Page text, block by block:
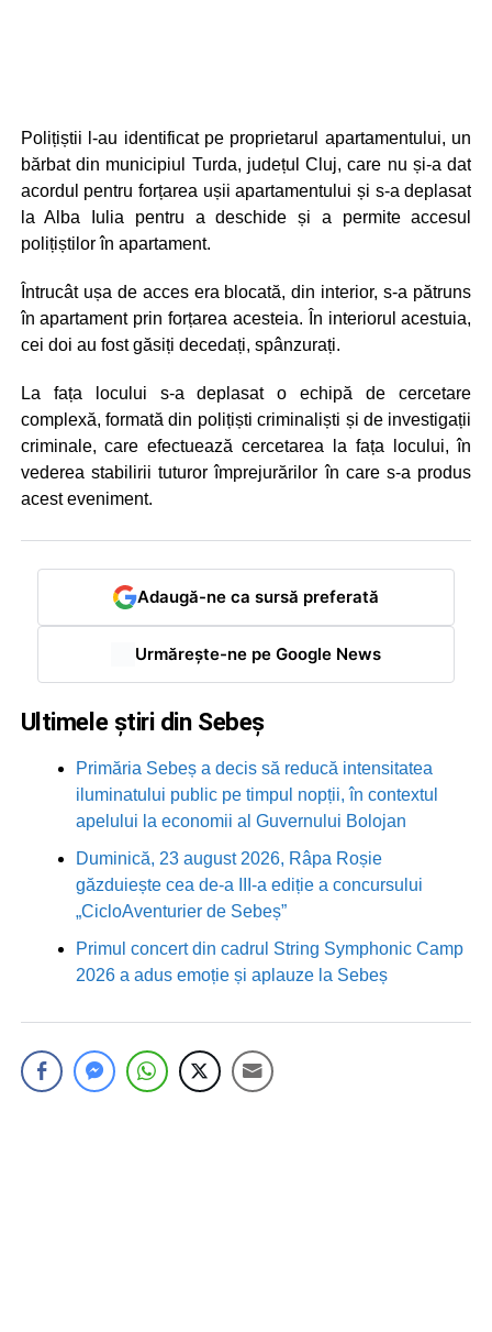
Polițiștii l-au identificat pe proprietarul apartamentului, un
bărbat din municipiul Turda, județul Cluj, care nu și-a dat
acordul pentru forțarea ușii apartamentului și s-a deplasat
la Alba Iulia pentru a deschide și a permite accesul
polițiștilor în apartament.
Întrucât ușa de acces era blocată, din interior, s-a pătruns
în apartament prin forțarea acesteia. În interiorul acestuia,
cei doi au fost găsiți decedați, spânzurați.
La fața locului s-a deplasat o echipă de cercetare
complexă, formată din polițiști criminaliști și de investigații
criminale, care efectuează cercetarea la fața locului, în
vederea stabilirii tuturor împrejurărilor în care s-a produs
acest eveniment.
Adaugă-ne ca sursă preferată
Urmărește-ne pe Google News
Ultimele știri din Sebeș
Primăria Sebeș a decis să reducă intensitatea
iluminatului public pe timpul nopții, în contextul
apelului la economii al Guvernului Bolojan
Duminică, 23 august 2026, Râpa Roșie
găzduiește cea de-a III-a ediție a concursului
„CicloAventurier de Sebeș”
Primul concert din cadrul String Symphonic Camp
2026 a adus emoție și aplauze la Sebeș